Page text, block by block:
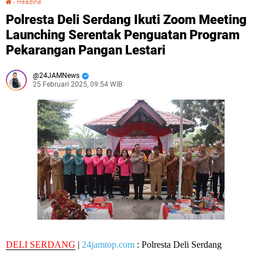
› Headline
Polresta Deli Serdang Ikuti Zoom Meeting
Launching Serentak Penguatan Program
Pekarangan Pangan Lestari
24JAMNews
25 Februari 2025, 09:54 WIB
DELI SERDANG | 24jamtop.com : Polresta Deli Serdang